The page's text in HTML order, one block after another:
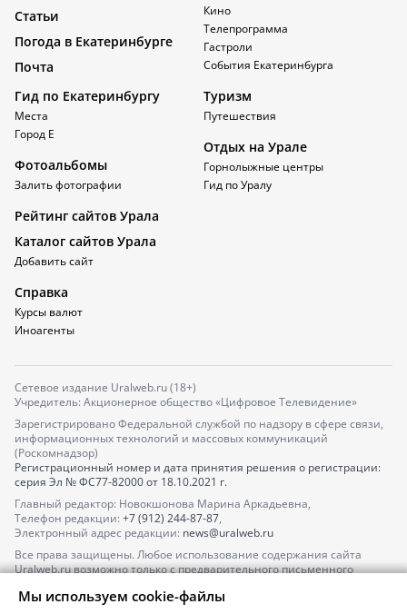
Статьи
Погода в Екатеринбурге
Почта
Кино
Телепрограмма
Гастроли
События Екатеринбурга
Гид по Екатеринбургу
Места
Город Е
Фотоальбомы
Залить фотографии
Туризм
Путешествия
Отдых на Урале
Горнолыжные центры
Гид по Уралу
Рейтинг сайтов Урала
Каталог сайтов Урала
Добавить сайт
Справка
Курсы валют
Иноагенты
Сетевое издание Uralweb.ru (18+)
Учредитель: Акционерное общество «Цифровое Телевидение»
Зарегистрировано Федеральной службой по надзору в сфере связи,
информационных технологий и массовых коммуникаций
(Роскомнадзор)
Регистрационный номер и дата принятия решения о регистрации:
серия Эл № ФС77-82000от 18.10.2021 г.
Главный редактор: Новокшонова Марина Аркадьевна,
Телефон редакции: +7 (912) 244-87-87,
Электронный адрес редакции: news@uralweb.ru
Все права защищены. Любое использование содержания сайта
Uralweb.ru возможно только с предварительного письменного
По вопросам размещения рекламы обращайтесь по тел.
Мы используем cookie-файлы